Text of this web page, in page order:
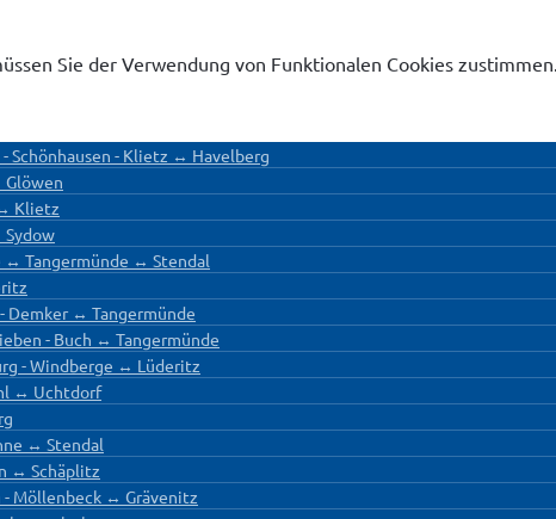
Sie der Verwendung von Funktionalen Cookies zustimmen.
Schönhausen - Klietz ↔ Havelberg
Klietz
Tangermünde ↔ Stendal
↔ Tangermünde
- Buch ↔ Tangermünde
- Windberge ↔ Lüderitz
↔ Uchtdorf
↔ Stendal
↔ Schäplitz
Möllenbeck ↔ Grävenitz